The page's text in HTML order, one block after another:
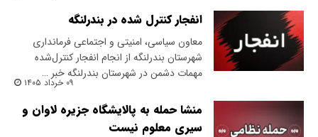
انفجار کنترل شده در بندرلنگه
معاون سیاسی، امنیتی و اجتماعی فرمانداری
شهرستان بندرلنگه از انجام انفجار کنترل‌شده
مهمات دشمن در شهرستان بندرلنگه خبر …
۰۹ خرداد ۱۴۰۵
منشا حمله به پالایشگاه جزیره لاوان و
سیری معلوم نیست